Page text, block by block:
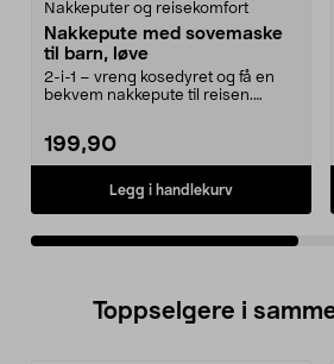
Nakkeputer og reisekomfort
Nakkepute med sovemaske
til barn, løve
2-i-1 – vreng kosedyret og få en
bekvem nakkepute til reisen.
199,90
Legg i handlekurv
Toppselgere i